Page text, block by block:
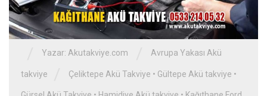
Yazar: Akutakviye.com Avrupa Yakası Akü
takviye Çeliktepe Akü Takviye • Gültepe Akü takviye •